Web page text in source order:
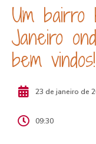
Um bairro
Janeiro
bem vindos!
23 de janeiro de
09:30